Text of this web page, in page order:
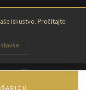
iskustvo. Pročitajte
ODREDBE
privatnosti
uvjeti
veličine